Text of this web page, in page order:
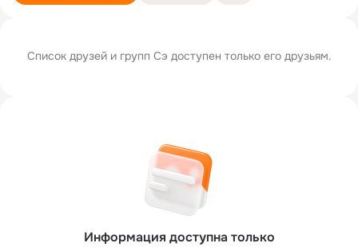
Информация доступна только
Список друзей и групп Сэ доступен только его друзьям.